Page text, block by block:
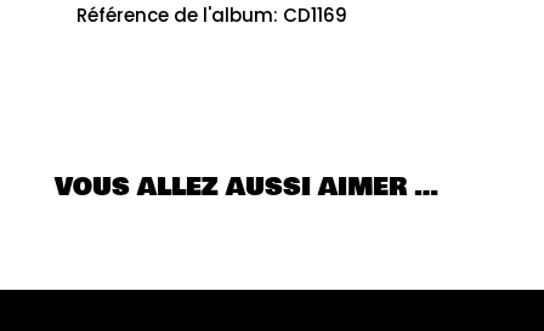
Référence de l'album: CD1169
VOUS ALLEZ AUSSI AIMER …